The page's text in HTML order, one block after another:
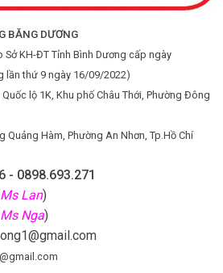
BĂNG DƯƠNG
Sở KH-ĐT Tỉnh Bình Dương cấp ngày
lần thứ 9 ngày 16/09/2022)
lộ 1K, Khu phố Châu Thới, Phường Đông
Quảng Hàm, Phường An Nhơn, Tp.Hồ Chí
- 0898.693.271
Ms Lan)
Ms Nga)